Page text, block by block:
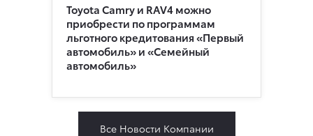
Toyota Camry и RAV4 можно
приобрести по программам
льготного кредитования «Первый
автомобиль» и «Семейный
автомобиль»
Все Новости Компании